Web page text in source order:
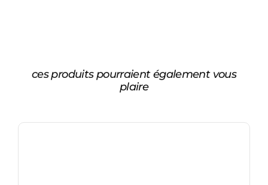
ces produits pourraient également vous
plaire